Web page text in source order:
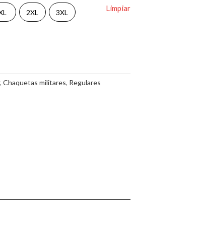
2XL 3XL Limpiar
, Chaquetas militares, Regulares